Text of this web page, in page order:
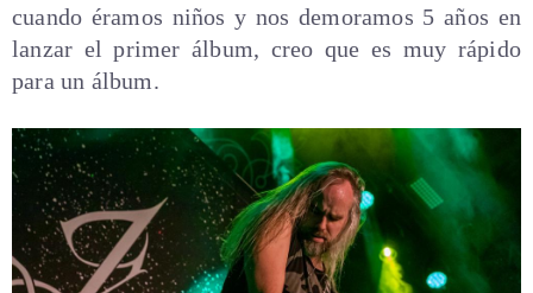
cuando éramos niños y nos demoramos 5 años en
lanzar el primer álbum, creo que es muy rápido
para un álbum.